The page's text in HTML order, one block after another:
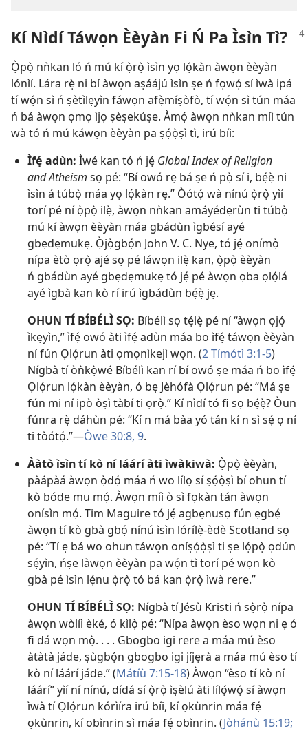
Kí Nìdí Táwọn Èèyàn Fi Ń Pa Ìsìn Tì?
Ọ̀pọ̀ nǹkan ló ń mú kí ọ̀rọ̀ ìsìn yọ lọ́kàn àwọn èèyàn
lónìí. Lára rẹ̀ ni bí àwọn aṣáájú ìsìn ṣe ń fọwọ́ sí ìwà ipá
tí wọ́n sì ń ṣètìlẹyìn fáwọn afẹ̀míṣòfò, tí wọ́n sì tún máa
ń bá àwọn ọmọ ìjọ ṣèṣekúṣe. Àmọ́ àwọn nǹkan míì tún
wà tó ń mú káwọn èèyàn pa ṣọ́ọ̀ṣì tì, irú bíi:
Ìfẹ́ adùn: Ìwé kan tó ń jẹ́ Global Index of Religion
and Atheism sọ pé: “Bí owó rẹ bá ṣe ń pọ̀ sí i, bẹ́ẹ̀ ni
ìsìn á túbọ̀ máa yọ lọ́kàn rẹ.” Òótọ́ wà nínú ọ̀rọ̀ yìí
torí pé ní ọ̀pọ̀ ilẹ̀, àwọn nǹkan amáyédẹrùn ti túbọ̀
mú kí àwọn èèyàn máa gbádùn ìgbésí ayé
gbẹdẹmukẹ. Ọ̀jọ̀gbọ́n John V. C. Nye, tó jẹ́ onímọ̀
nípa ètò ọrọ̀ ajé sọ pé láwọn ilẹ̀ kan, ọ̀pọ̀ èèyàn
ń gbádùn ayé gbẹdẹmukẹ tó jẹ́ pé àwọn ọba ọlọ́lá
ayé ìgbà kan kò rí irú ìgbádùn bẹ́ẹ̀ jẹ.
OHUN TÍ BÍBÉLÌ SỌ: Bíbélì sọ tẹ́lẹ̀ pé ní “àwọn ọjọ́
ìkẹyìn,” ìfẹ́ owó àti ìfẹ́ adùn máa bo ìfẹ́ táwọn èèyàn
ní fún Ọlọ́run àti ọmọnìkejì wọn. (2 Tímótì 3:1-5)
Nígbà tí òǹkọ̀wé Bíbélì kan rí bí owó ṣe máa ń bo ìfẹ́
Ọlọ́run lọ́kàn èèyàn, ó bẹ Jèhófà Ọlọ́run pé: “Má ṣe
fún mi ní ipò òṣì tàbí ti ọrọ̀.” Kí nìdí tó fi sọ bẹ́ẹ̀? Òun
fúnra rẹ̀ dáhùn pé: “Kí n má bàa yó tán kí n sì sẹ́ ọ ní
ti tòótọ́.”—Òwe 30:8, 9.
Ààtò ìsìn tí kò ní láárí àti ìwàkiwà: Ọ̀pọ̀ èèyàn,
pàápàá àwọn ọ̀dọ́ máa ń wo lílọ sí ṣọ́ọ̀ṣì bí ohun tí
kò bóde mu mọ́. Àwọn míì ò sì fọkàn tán àwọn
onísìn mọ́. Tim Maguire tó jẹ́ agbẹnusọ fún ẹgbẹ́
àwọn tí kò gbà gbọ́ nínú ìsìn lórílẹ̀-èdè Scotland sọ
pé: “Tí ẹ bá wo ohun táwọn oníṣọ́ọ̀ṣì ti ṣe lọ́pọ̀ ọdún
sẹ́yìn, ńṣe làwọn èèyàn pa wọ́n tì torí pé wọn kò
gbà pé ìsìn lẹ́nu ọ̀rọ̀ tó bá kan ọ̀rọ̀ ìwà rere.”
OHUN TÍ BÍBÉLÌ SỌ: Nígbà tí Jésù Kristi ń sọ̀rọ̀ nípa
àwọn wòlíì èké, ó kìlọ̀ pé: “Nípa àwọn èso wọn ni ẹ ó
fi dá wọn mọ̀. . . . Gbogbo igi rere a máa mú èso
àtàtà jáde, ṣùgbọ́n gbogbo igi jíjẹrà a máa mú èso tí
kò ní láárí jáde.” (Mátíù 7:15-18) Àwọn “èso tí kò ní
láárí” yìí ní nínú, dídá sí ọ̀rọ̀ ìṣèlú àti lílọ́wọ́ sí àwọn
ìwà tí Ọlọ́run kórìíra irú bíi, kí ọkùnrin máa fẹ́
ọkùnrin, kí obìnrin sì máa fẹ́ obìnrin. (Jòhánù 15:19;